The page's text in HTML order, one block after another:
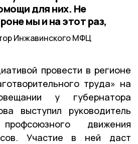
для них. Не
мы и на этот раз,
Инжавинского МФЦ
провести в регионе
труда» на
у губернатора
выступил руководитель
профсоюзного движения
Участие в ней даст